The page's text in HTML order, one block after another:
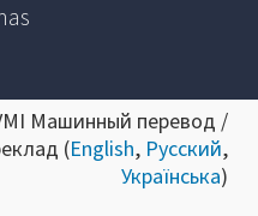
Машинный перевод /
(English, Русский,
Українська)